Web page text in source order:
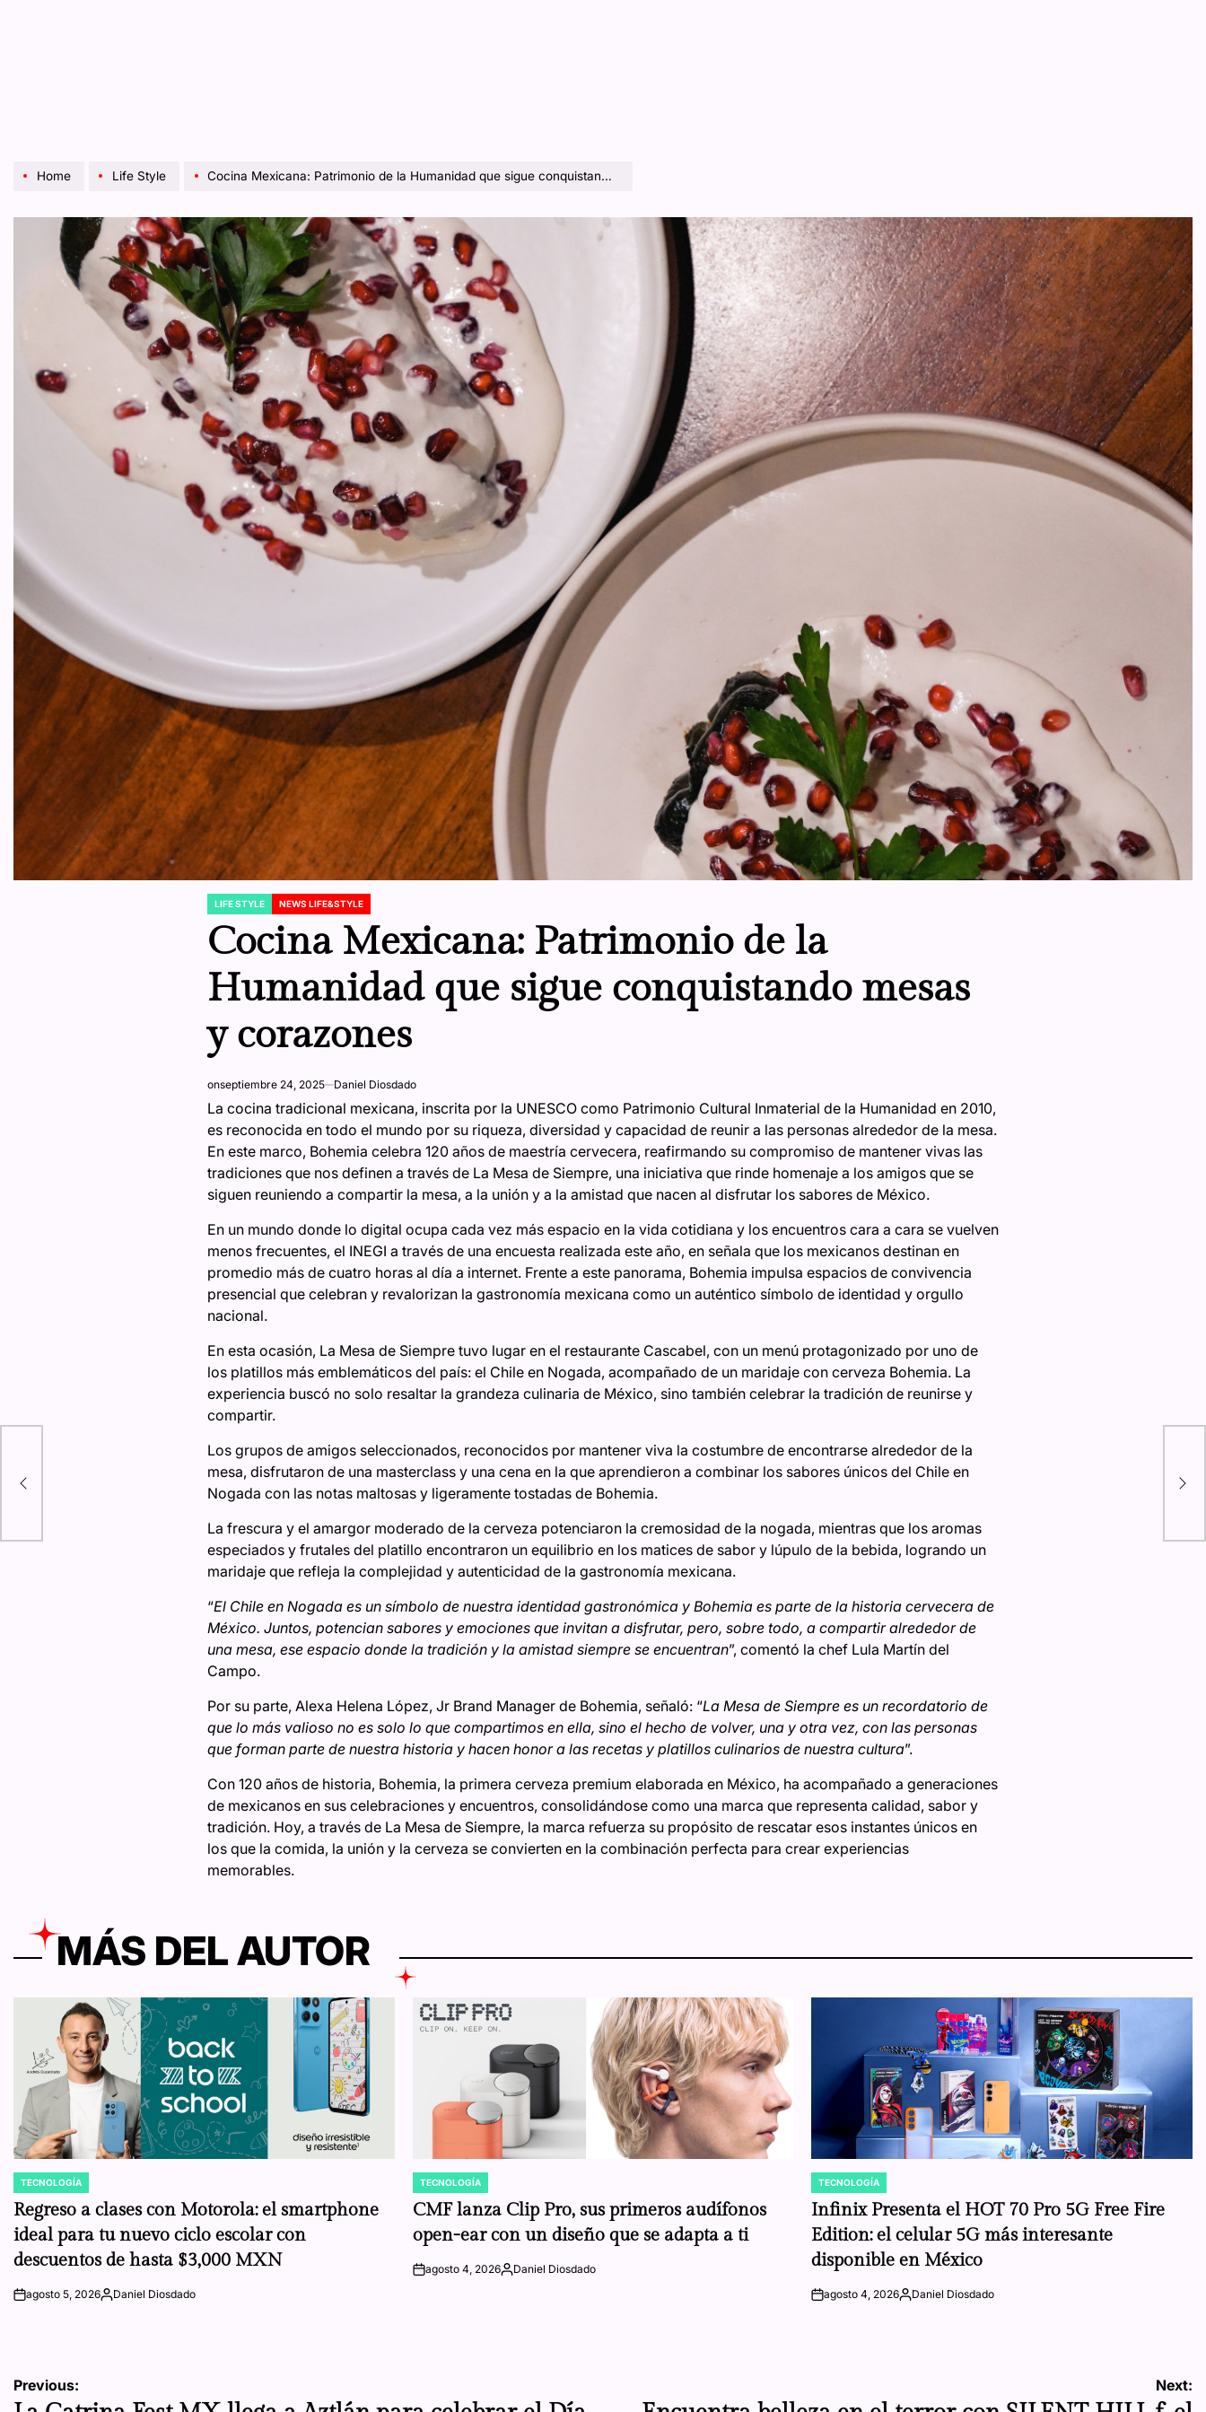
Home Life Style Cocina Mexicana: Patrimonio de la Humanidad que sigue conquistando mesas y corazones
POSTED
LIFE STYLE NEWS LIFE&STYLE
Cocina Mexicana: Patrimonio de la
Humanidad que sigue conquistando mesas
y corazones
onseptiembre 24, 2025 Daniel Diosdado
La cocina tradicional mexicana, inscrita por la UNESCO como Patrimonio Cultural Inmaterial de la Humanidad en 2010,
es reconocida en todo el mundo por su riqueza, diversidad y capacidad de reunir a las personas alrededor de la mesa.
En este marco, Bohemia celebra 120 años de maestría cervecera, reafirmando su compromiso de mantener vivas las
tradiciones que nos definen a través de La Mesa de Siempre, una iniciativa que rinde homenaje a los amigos que se
siguen reuniendo a compartir la mesa, a la unión y a la amistad que nacen al disfrutar los sabores de México.
En un mundo donde lo digital ocupa cada vez más espacio en la vida cotidiana y los encuentros cara a cara se vuelven
menos frecuentes, el INEGI a través de una encuesta realizada este año, en señala que los mexicanos destinan en
promedio más de cuatro horas al día a internet. Frente a este panorama, Bohemia impulsa espacios de convivencia
presencial que celebran y revalorizan la gastronomía mexicana como un auténtico símbolo de identidad y orgullo
nacional.
En esta ocasión, La Mesa de Siempre tuvo lugar en el restaurante Cascabel, con un menú protagonizado por uno de
los platillos más emblemáticos del país: el Chile en Nogada, acompañado de un maridaje con cerveza Bohemia. La
experiencia buscó no solo resaltar la grandeza culinaria de México, sino también celebrar la tradición de reunirse y
compartir.
Los grupos de amigos seleccionados, reconocidos por mantener viva la costumbre de encontrarse alrededor de la
mesa, disfrutaron de una masterclass y una cena en la que aprendieron a combinar los sabores únicos del Chile en
Nogada con las notas maltosas y ligeramente tostadas de Bohemia.
La frescura y el amargor moderado de la cerveza potenciaron la cremosidad de la nogada, mientras que los aromas
especiados y frutales del platillo encontraron un equilibrio en los matices de sabor y lúpulo de la bebida, logrando un
maridaje que refleja la complejidad y autenticidad de la gastronomía mexicana.
“El Chile en Nogada es un símbolo de nuestra identidad gastronómica y Bohemia es parte de la historia cervecera de
México. Juntos, potencian sabores y emociones que invitan a disfrutar, pero, sobre todo, a compartir alrededor de
una mesa, ese espacio donde la tradición y la amistad siempre se encuentran”, comentó la chef Lula Martín del
Campo.
Por su parte, Alexa Helena López, Jr Brand Manager de Bohemia, señaló: “La Mesa de Siempre es un recordatorio de
que lo más valioso no es solo lo que compartimos en ella, sino el hecho de volver, una y otra vez, con las personas
que forman parte de nuestra historia y hacen honor a las recetas y platillos culinarios de nuestra cultura”.
Con 120 años de historia, Bohemia, la primera cerveza premium elaborada en México, ha acompañado a generaciones
de mexicanos en sus celebraciones y encuentros, consolidándose como una marca que representa calidad, sabor y
tradición. Hoy, a través de La Mesa de Siempre, la marca refuerza su propósito de rescatar esos instantes únicos en
los que la comida, la unión y la cerveza se convierten en la combinación perfecta para crear experiencias
memorables.
MÁS DEL AUTOR
POSTED
IN
TECNOLOGÍA
Regreso a clases con Motorola: el smartphone
ideal para tu nuevo ciclo escolar con
descuentos de hasta $3,000 MXN
onagosto 5, 2026Posted
Daniel Diosdado
POSTED
IN
TECNOLOGÍA
CMF lanza Clip Pro, sus primeros audífonos
open-ear con un diseño que se adapta a ti
onagosto 4, 2026Posted
Daniel Diosdado
POSTED
IN
TECNOLOGÍA
Infinix Presenta el HOT 70 Pro 5G Free Fire
Edition: el celular 5G más interesante
disponible en México
onagosto 4, 2026Posted
Daniel Diosdado
el
Navegación
Previous: Next: